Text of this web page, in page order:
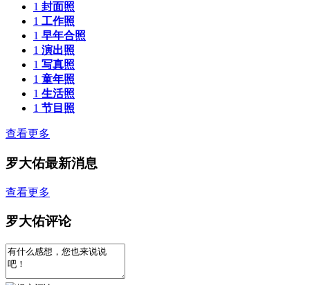
1 封面照
1 工作照
1 早年合照
1 演出照
1 写真照
1 童年照
1 生活照
1 节目照
查看更多
罗大佑最新消息
查看更多
罗大佑评论